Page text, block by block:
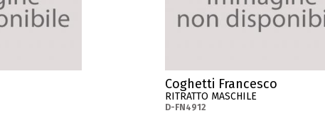
Coghetti Francesco
RITRATTO MASCHILE
D-FN4912